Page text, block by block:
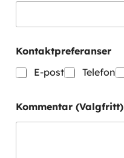
a
t
p
r
f
e
r
Kontaktpreferanser
E-post
Telefon
Kommentar (Valgfritt)